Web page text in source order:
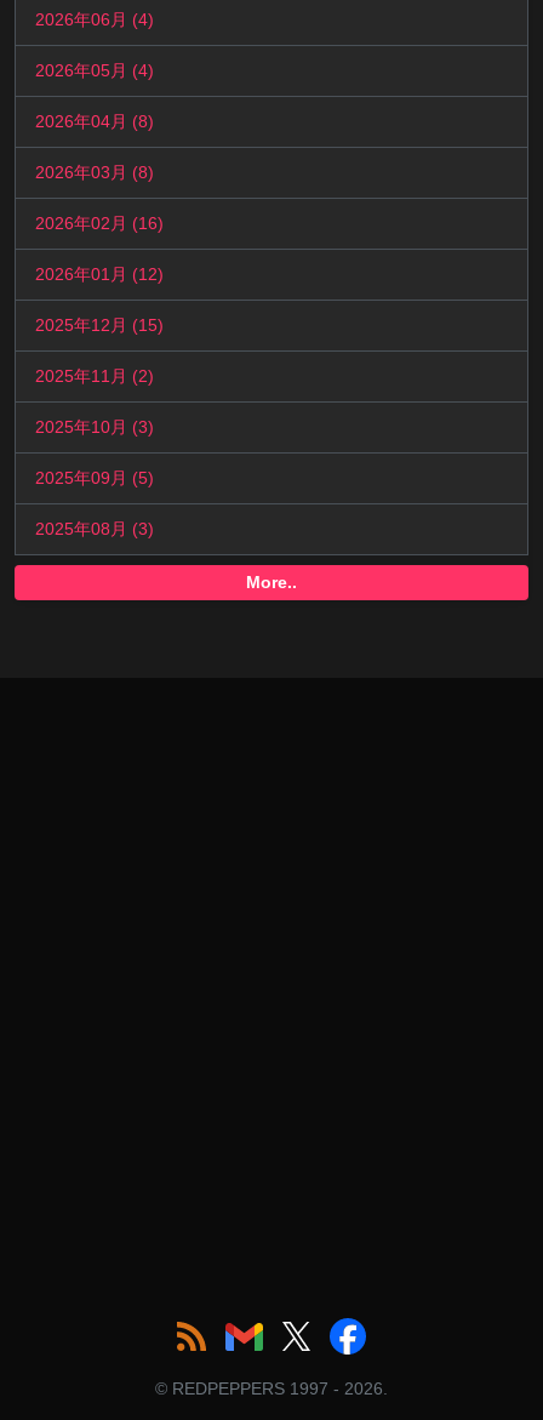
2026年06月 (4)
2026年05月 (4)
2026年04月 (8)
2026年03月 (8)
2026年02月 (16)
2026年01月 (12)
2025年12月 (15)
2025年11月 (2)
2025年10月 (3)
2025年09月 (5)
2025年08月 (3)
More..
© REDPEPPERS 1997 - 2026.